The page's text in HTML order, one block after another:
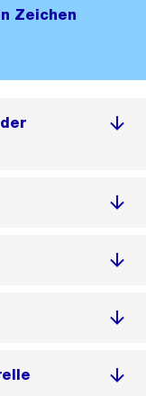
Zeichen